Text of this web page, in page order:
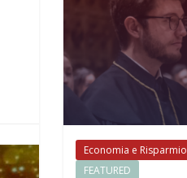
Economia e Risparmio
FEATURED